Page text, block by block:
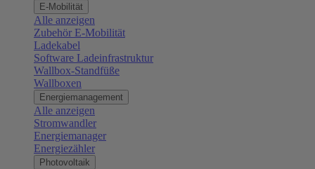
E-Mobilität
Alle anzeigen
Zubehör E-Mobilität
Ladekabel
Software Ladeinfrastruktur
Wallbox-Standfüße
Wallboxen
Energiemanagement
Alle anzeigen
Stromwandler
Energiemanager
Energiezähler
Photovoltaik